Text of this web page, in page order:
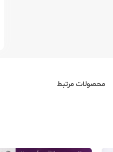
محصولات مرتبط